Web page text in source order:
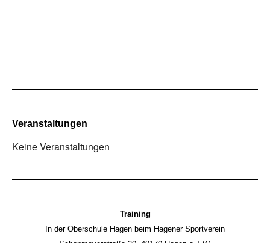
Veranstaltungen
Keine Veranstaltungen
Training
In der Oberschule Hagen beim Hagener Sportverein